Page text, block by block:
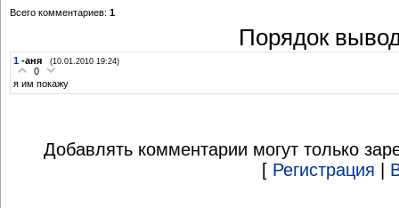
Всего комментариев: 1
Порядок
1 -аня (10.01.2010 19:24)
0
я им покажу
Добавлять комментарии могут только
[ Регистрация